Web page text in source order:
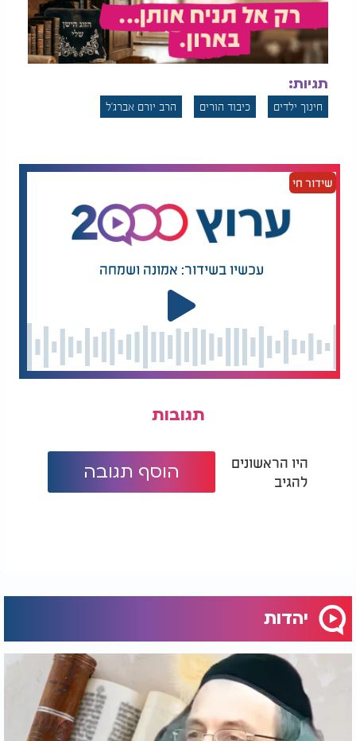
תגיות:
חינוך ילדים כיבוד הורים הרב יורם אברג'ל
שידור חי
עכשיו בשידור: אמונה ושמחה
תגובות
היו הראשונים
להגיב
הוסף תגובה
יהדות